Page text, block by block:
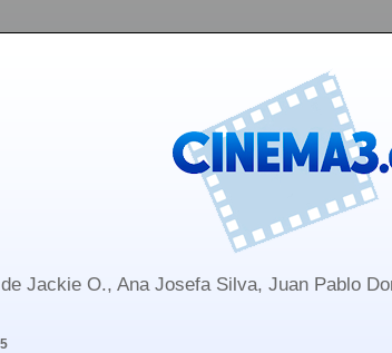
Jackie O., Ana Josefa Silva, Juan Pablo